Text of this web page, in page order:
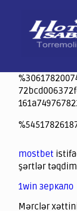
jeetcity
1xbet
jeet city
spintiger
Avabet
Spinrise
Crown Green
Crowngreen
슈가 러쉬
crazy time
parimatch.kr
winorio
winorio casino
winorio
mostbet
şərtlər
1win зеркало
Mərclər